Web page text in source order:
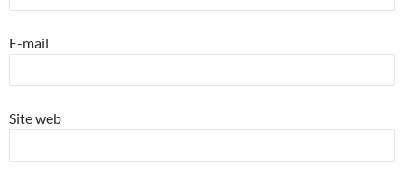
E-mail
Site web